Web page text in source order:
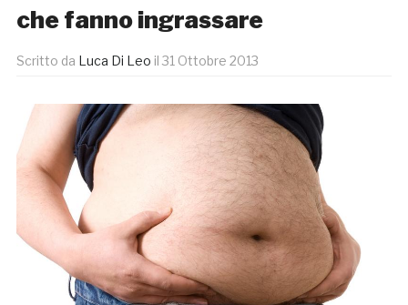
che fanno ingrassare
Scritto da Luca Di Leo il 31 Ottobre 2013